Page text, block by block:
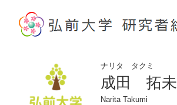
ナリタ タクミ
成田 拓未
Narita Takumi